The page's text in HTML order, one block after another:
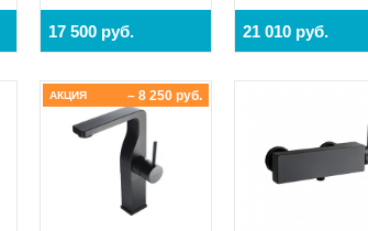
17 500 руб. 21 010 руб.
– 8 250 руб.
АКЦИЯ